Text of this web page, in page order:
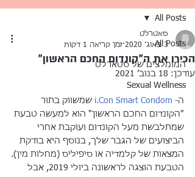
All Posts
המומלצים של סטארלט
Sexual Wellness
All Posts
הכירו את ה"קונדום החכם הראשון"
סאטרלט
3 באוג׳ 2020
זמן קריאה 1 דקות
עודכן: 18 בנוב׳ 2021
ה- i.Con Smart Condom שמשווק בתור
"הקונדום החכם הראשון" הוא למעשה טבעת
שמתלבשת מעל הקונדום ועוקבת אחרי
הביצועים של הגבר שלך, בנוסף היא בודקת
המצאות של קלמדיה או סיפיליס (מחלות מין).
הטבעת הוצגה לראשונה ביולי 2019, אבל